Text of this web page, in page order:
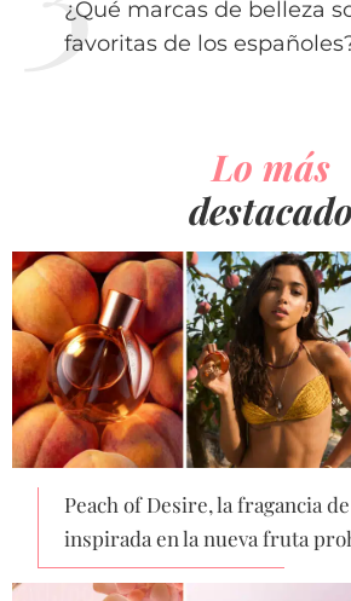
¿Qué marcas de belleza
favoritas de los
Lo más
destacado
Peach of Desire, la fragancia
inspirada en la nueva fruta